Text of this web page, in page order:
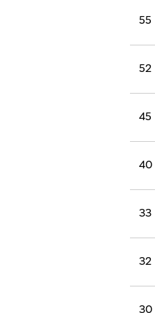
55
52
45
40
33
32
30